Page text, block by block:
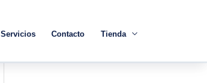
Servicios Contacto Tienda